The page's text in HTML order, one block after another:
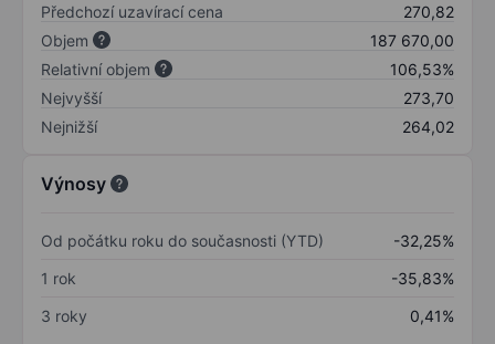
Předchozí uzavírací cena
270,82
Objem
187 670,00
Relativní objem
106,53%
Nejvyšší
273,70
Nejnižší
264,02
Výnosy
Od počátku roku do současnosti (YTD)
-32,25%
1 rok
-35,83%
3 roky
0,41%